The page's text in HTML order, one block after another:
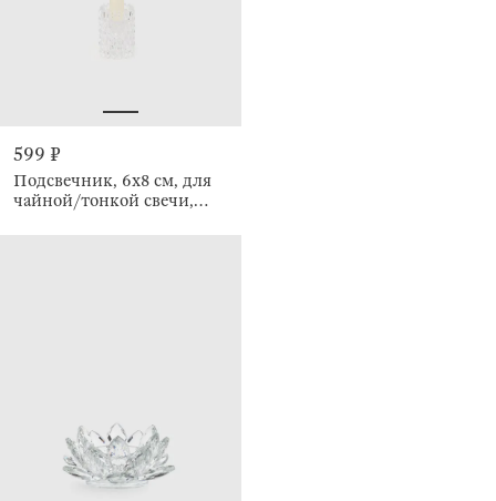
599 ₽
Подсвечник, 6x8 см, для
чайной/тонкой свечи,